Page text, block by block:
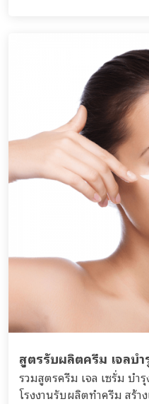
สูตรรับผลิตครีม เจลบ
รวมสูตรครีม เจล เซรั่ม บ
โรงงานรับผลิตทำครีม สร้า